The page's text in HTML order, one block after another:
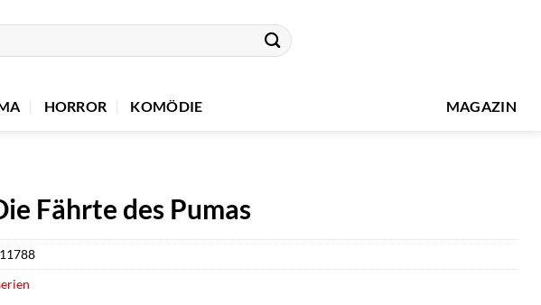
HORROR KOMÖDIE MAGAZIN
Fährte des Pumas